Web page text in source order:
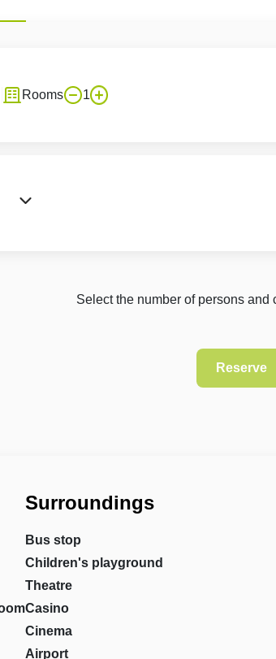
Rooms 1
Select the number of persons and
Surroundings
Bus stop
Children's playground
Theatre
Casino
Cinema
Airport